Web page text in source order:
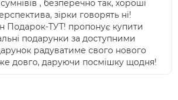
, безперечно так, хороші
зірки говорять ні!
Подарок-ТУТ! пропонує купити
подарунки за доступними
радуватиме свого нового
довго, даруючи посмішку щодня!